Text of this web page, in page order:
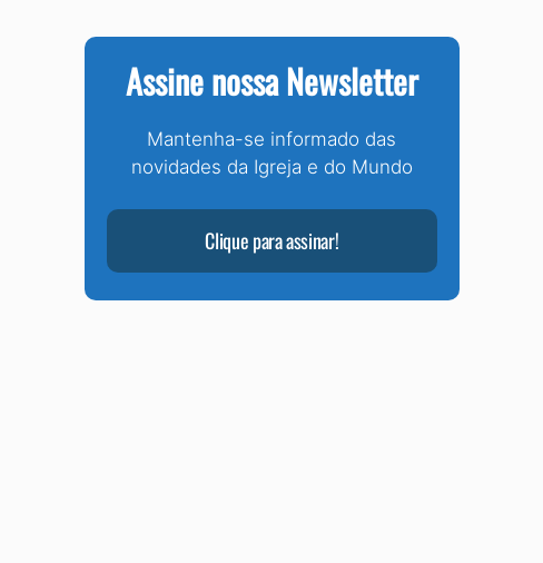
Assine nossa Newsletter
Mantenha-se informado das
novidades da Igreja e do Mundo
Clique para assinar!